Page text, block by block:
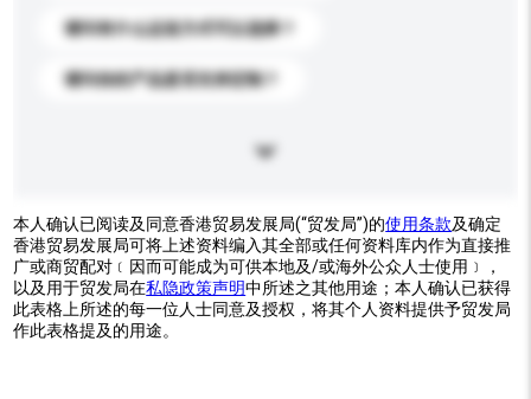
请问有什么运送方式可以选择？
请问你的产品是否支持定制？
本人确认已阅读及同意香港贸易发展局(“贸发局”)的使用条款及确定
香港贸易发展局可将上述资料编入其全部或任何资料库内作为直接推
广或商贸配对﹝因而可能成为可供本地及/或海外公众人士使用﹞，
以及用于贸发局在私隐政策声明中所述之其他用途；本人确认已获得
此表格上所述的每一位人士同意及授权，将其个人资料提供予贸发局
作此表格提及的用途。